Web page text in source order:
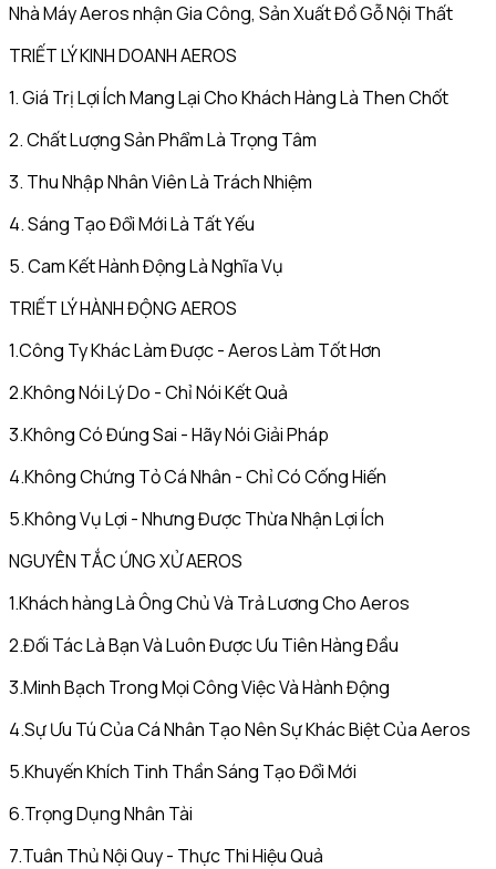
Nhà Máy Aeros nhận Gia Công, Sản Xuất Đồ Gỗ Nội Thất
TRIẾT LÝ KINH DOANH AEROS
1. Giá Trị Lợi Ích Mang Lại Cho Khách Hàng Là Then Chốt
2. Chất Lượng Sản Phẩm Là Trọng Tâm
3. Thu Nhập Nhân Viên Là Trách Nhiệm
4. Sáng Tạo Đổi Mới Là Tất Yếu
5. Cam Kết Hành Động Là Nghĩa Vụ
TRIẾT LÝ HÀNH ĐỘNG AEROS
1.Công Ty Khác Làm Được - Aeros Làm Tốt Hơn
2.Không Nói Lý Do - Chỉ Nói Kết Quả
3.Không Có Đúng Sai - Hãy Nói Giải Pháp
4.Không Chứng Tỏ Cá Nhân - Chỉ Có Cống Hiến
5.Không Vụ Lợi - Nhưng Được Thừa Nhận Lợi Ích
NGUYÊN TẮC ỨNG XỬ AEROS
1.Khách hàng Là Ông Chủ Và Trả Lương Cho Aeros
2.Đối Tác Là Bạn Và Luôn Được Ưu Tiên Hàng Đầu
3.Minh Bạch Trong Mọi Công Việc Và Hành Động
4.Sự Ưu Tú Của Cá Nhân Tạo Nên Sự Khác Biệt Của Aeros
5.Khuyến Khích Tinh Thần Sáng Tạo Đổi Mới
6.Trọng Dụng Nhân Tài
7.Tuân Thủ Nội Quy - Thực Thi Hiệu Quả